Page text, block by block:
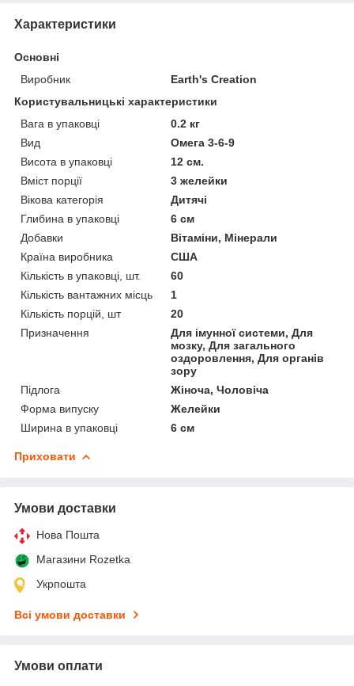
Характеристики
Основні
Виробник
Earth's Creation
Користувальницькі характеристики
Вага в упаковці
0.2 кг
Вид
Омега 3-6-9
Висота в упаковці
12 см.
Вміст порції
3 желейки
Вікова категорія
Дитячі
Глибина в упаковці
6 см
Добавки
Вітаміни, Мінерали
Країна виробника
США
Кількість в упаковці, шт.
60
Кількість вантажних місць
1
Кількість порцій, шт
20
Призначення
Для імунної системи, Для
мозку, Для загального
оздоровлення, Для органів
зору
Підлога
Жіноча, Чоловіча
Форма випуску
Желейки
Ширина в упаковці
6 см
Приховати
Умови доставки
Нова Пошта
Магазини Rozetka
Укрпошта
Всі умови доставки
Умови оплати